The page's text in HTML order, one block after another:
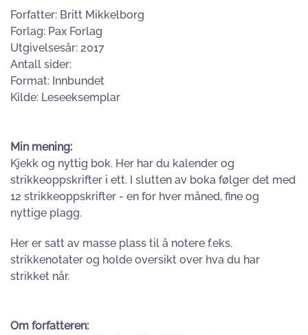
Forfatter: Britt Mikkelborg
Forlag: Pax Forlag
Utgivelsesår: 2017
Antall sider:
Format: Innbundet
Kilde: Leseeksemplar
Min mening:
Kjekk og nyttig bok. Her har du kalender og
strikkeoppskrifter i ett. I slutten av boka følger det med
12 strikkeoppskrifter - en for hver måned, fine og
nyttige plagg.
Her er satt av masse plass til å notere f.eks.
strikkenotater og holde oversikt over hva du har
strikket når.
Om forfatteren: